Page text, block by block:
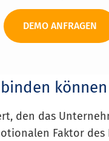
DEMO ANFRAGEN
können
den das
Faktor